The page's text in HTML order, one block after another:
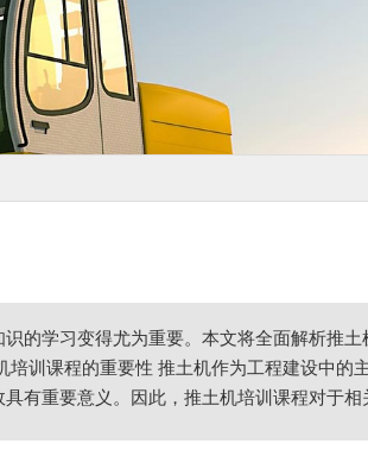
的学习变得尤为重要。本文将全面解析推土
训课程的重要性 推土机作为工程建设中的
有重要意义。因此，推土机培训课程对于相